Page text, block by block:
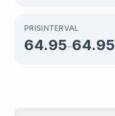
PRISINTERVAL
64.95–64.95